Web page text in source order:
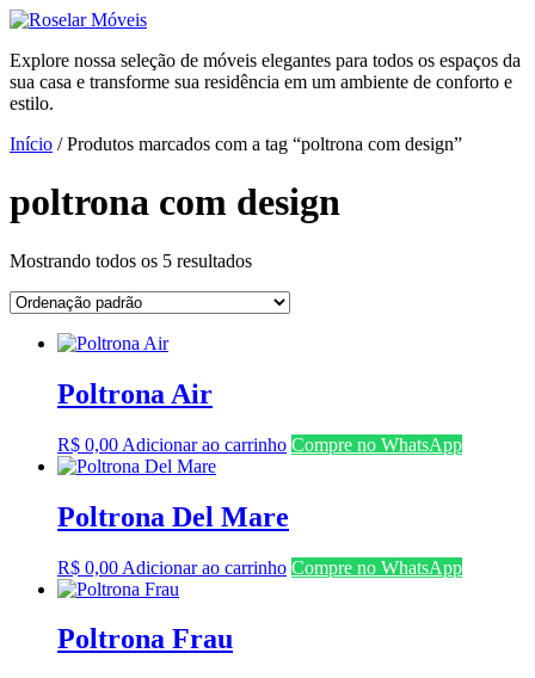
Ir
o
conteúdo
Explore nossa seleção de móveis elegantes para todos os espaços da
sua casa e transforme sua residência em um ambiente de conforto e
estilo.
Início / Produtos marcados com a tag “poltrona com design”
poltrona com design
Mostrando todos os 5 resultados
Poltrona Air
R$ 0,00 Adicionar ao carrinho Compre no WhatsApp
Poltrona Del Mare
R$ 0,00 Adicionar ao carrinho Compre no WhatsApp
Poltrona Frau